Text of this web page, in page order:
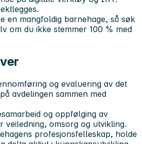
en mangfoldig barnehage, så søk
om du ikke stemmer 100 % med
og evaluering av det
avdelingen sammen med
og oppfølging av
veiledning, omsorg og utvikling.
profesjonsfelleskap, holde